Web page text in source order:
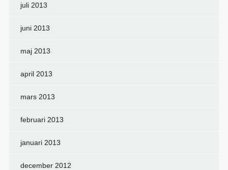
juli 2013
juni 2013
maj 2013
april 2013
mars 2013
februari 2013
januari 2013
december 2012